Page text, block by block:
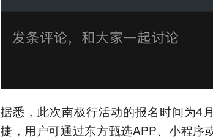
据悉，此次南极行活动的报名时间为4
捷，用户可通过东方甄选APP、小程序